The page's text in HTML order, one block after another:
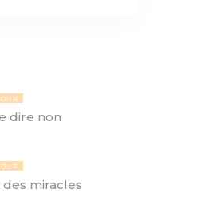
dire non
des miracles